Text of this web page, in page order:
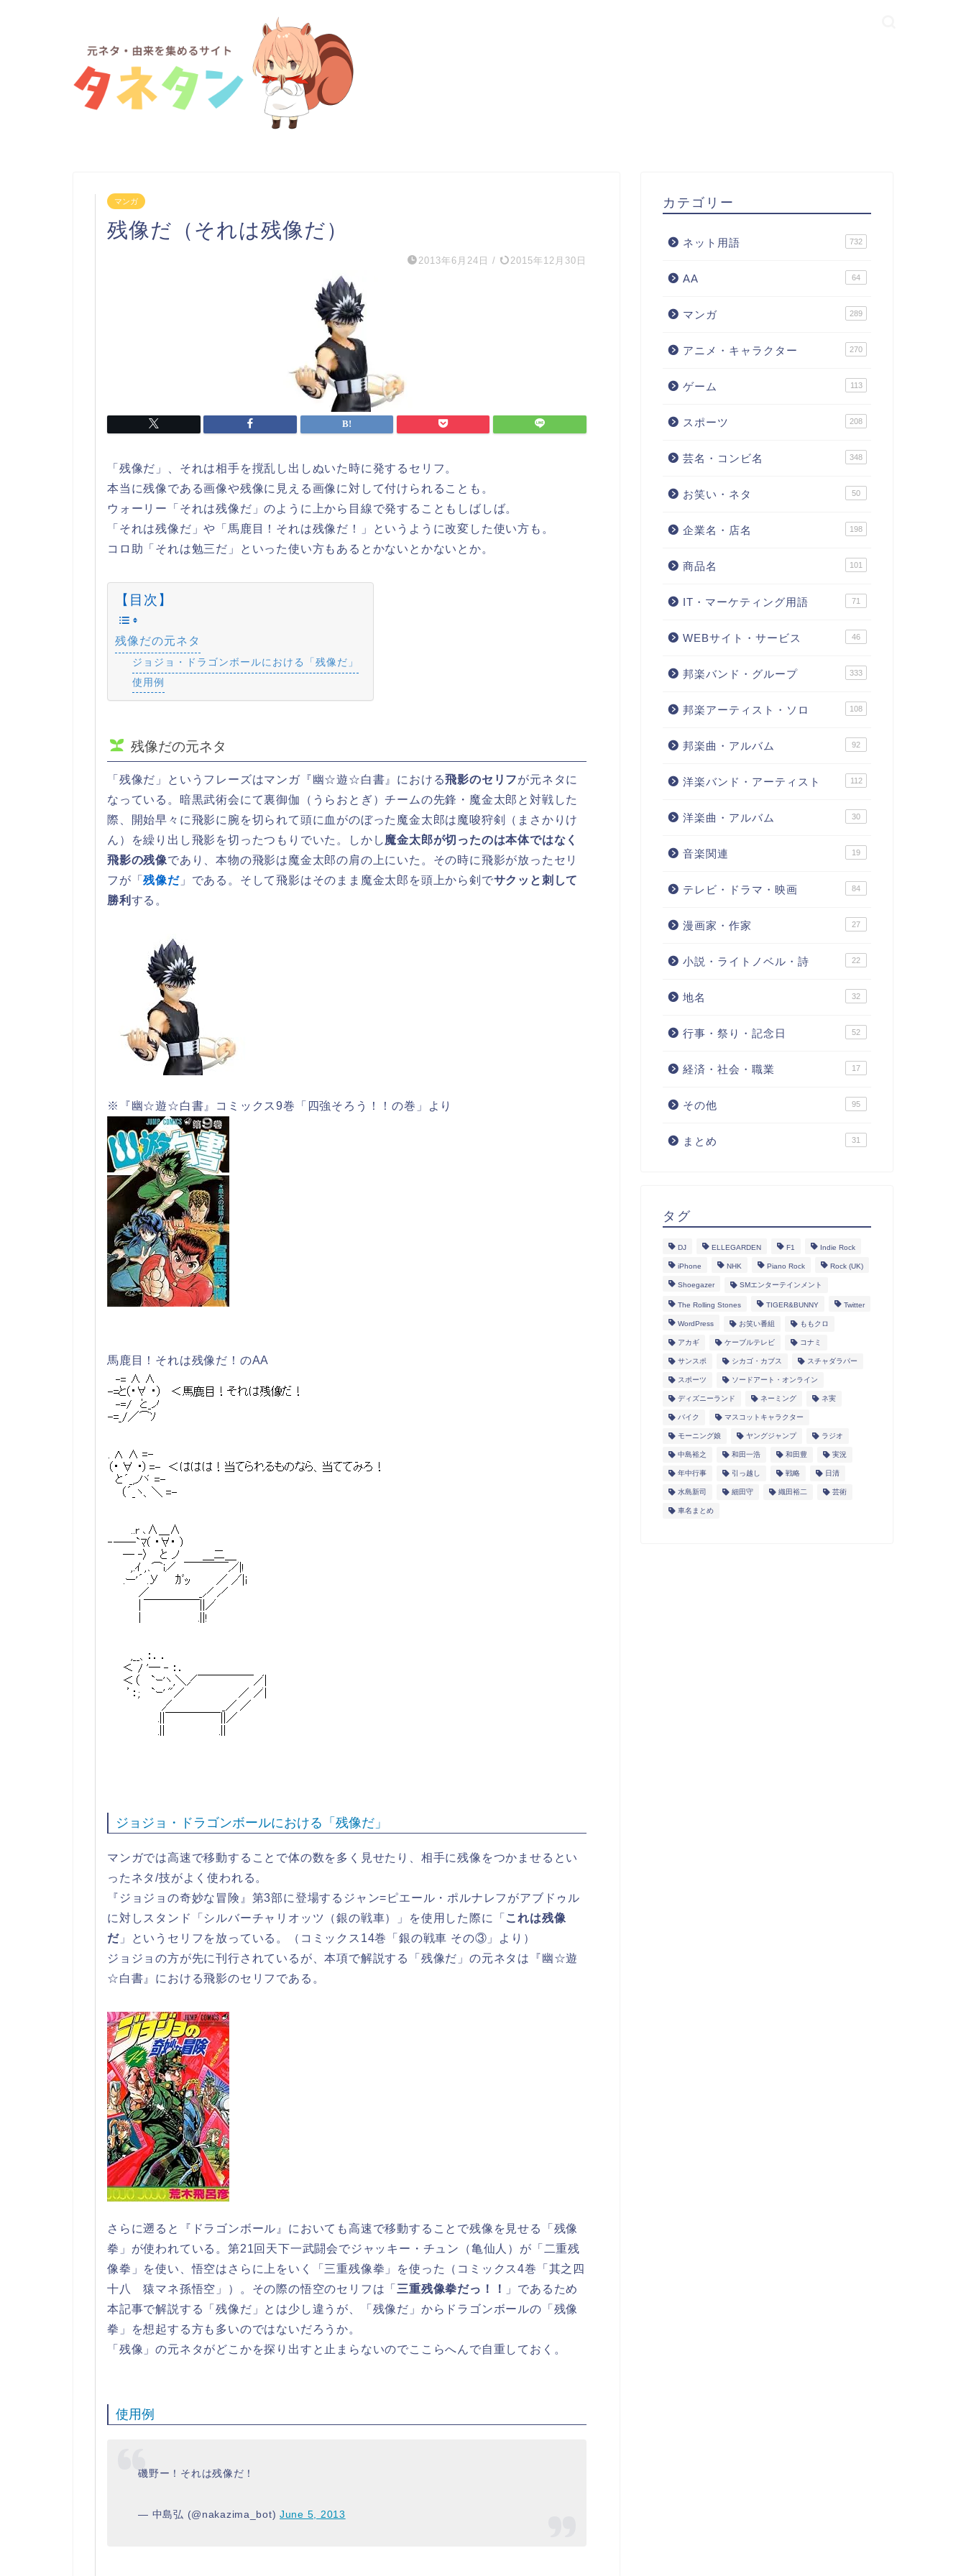
マンガ
残像だ（それは残像だ）
2013年6月24日 / 2015年12月30日
「残像だ」、それは相手を撹乱し出しぬいた時に発するセリフ。
本当に残像である画像や残像に見える画像に対して付けられることも。
ウォーリー「それは残像だ」のように上から目線で発することもしばしば。
「それは残像だ」や「馬鹿目！それは残像だ！」というように改変した使い方も。
コロ助「それは勉三だ」といった使い方もあるとかないとかないとか。
【目次】
残像だの元ネタ
ジョジョ・ドラゴンボールにおける「残像だ」
使用例
残像だの元ネタ
「残像だ」というフレーズはマンガ『幽☆遊☆白書』における飛影のセリフが元ネタに
なっている。暗黒武術会にて裏御伽（うらおとぎ）チームの先鋒・魔金太郎と対戦した
際、開始早々に飛影に腕を切られて頭に血がのぼった魔金太郎は魔唆狩剣（まさかりけ
ん）を繰り出し飛影を切ったつもりでいた。しかし魔金太郎が切ったのは本体ではなく
飛影の残像であり、本物の飛影は魔金太郎の肩の上にいた。その時に飛影が放ったセリ
フが「残像だ」である。そして飛影はそのまま魔金太郎を頭上から剣でサクッと刺して
勝利 する。
※『幽☆遊☆白書』コミックス9巻「四強そろう！！の巻」より
馬鹿目！それは残像だ！のAA
ジョジョ・ドラゴンボールにおける「残像だ」
マンガでは高速で移動することで体の数を多く見せたり、相手に残像をつかませるとい
ったネタ/技がよく使われる。
『ジョジョの奇妙な冒険』第3部に登場するジャン=ピエール・ポルナレフがアブドゥル
に対しスタンド「シルバーチャリオッツ（銀の戦車）」を使用した際に「 これは残像
だ」というセリフを放っている。（コミックス14巻「銀の戦車 その③」より）
ジョジョの方が先に刊行されているが、本項で解説する「残像だ」の元ネタは『幽☆遊
☆白書』における飛影のセリフである。
さらに遡ると『ドラゴンボール』においても高速で移動することで残像を見せる「残像
拳」が使われている。第21回天下一武闘会でジャッキー・チュン（亀仙人）が「二重残
像拳」を使い、悟空はさらに上をいく「三重残像拳」を使った（コミックス4巻「其之四
十八 猿マネ孫悟空」）。その際の悟空のセリフは「 三重残像拳だっ！！
」であるため
本記事で解説する「残像だ」とは少し違うが、「残像だ」からドラゴンボールの「残像
拳」を想起する方も多いのではないだろうか。
「残像」の元ネタがどこかを探り出すと止まらないのでここらへんで自重しておく。
使用例
磯野ー！それは残像だ！
— 中島弘 (@nakazima_bot)June 5, 2013
カテゴリー
ネット用語 732
AA 64
マンガ 289
アニメ・キャラクター 270
ゲーム 113
スポーツ 208
芸名・コンビ名 348
お笑い・ネタ 50
企業名・店名 198
商品名 101
IT・マーケティング用語 71
WEBサイト・サービス 46
邦楽バンド・グループ 333
邦楽アーティスト・ソロ 108
邦楽曲・アルバム 92
洋楽バンド・アーティスト 112
洋楽曲・アルバム 30
音楽関連 19
テレビ・ドラマ・映画 84
漫画家・作家 27
小説・ライトノベル・詩 22
地名 32
行事・祭り・記念日 52
経済・社会・職業 17
その他 95
まとめ 31
タグ
DJ ELLEGARDEN F1 Indie Rock
iPhone NHK Piano Rock Rock (UK)
Shoegazer SMエンターテインメント
The Rolling Stones TIGER&BUNNY Twitter
WordPress お笑い番組 ももクロ
アカギ ケーブルテレビ コナミ
サンスポ シカゴ・カブス スチャダラパー
スポーツ ソードアート・オンライン
ディズニーランド ネーミング ネ実
バイク マスコットキャラクター
モーニング娘 ヤングジャンプ ラジオ
中島裕之 和田一浩 和田豊 実況
年中行事 引っ越し 戦略 日清
水島新司 細田守 織田裕二 芸術
車名まとめ